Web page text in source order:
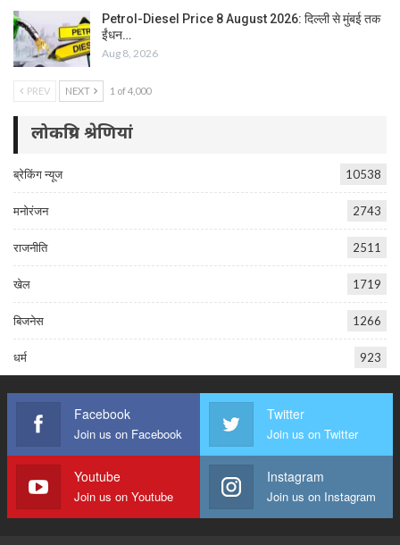
Petrol-Diesel Price 8 August 2026: दिल्ली से मुंबई तक
ईंधन…
Aug 8, 2026
PREV NEXT 1 of 4,000
लोकप्रिय श्रेणियां
ब्रेकिंग न्यूज 10538
मनोरंजन 2743
राजनीति 2511
खेल 1719
बिजनेस 1266
धर्म 923
Facebook
Join us on Facebook
Twitter
Join us on Twitter
Youtube
Join us on Youtube
Instagram
Join us on Instagram